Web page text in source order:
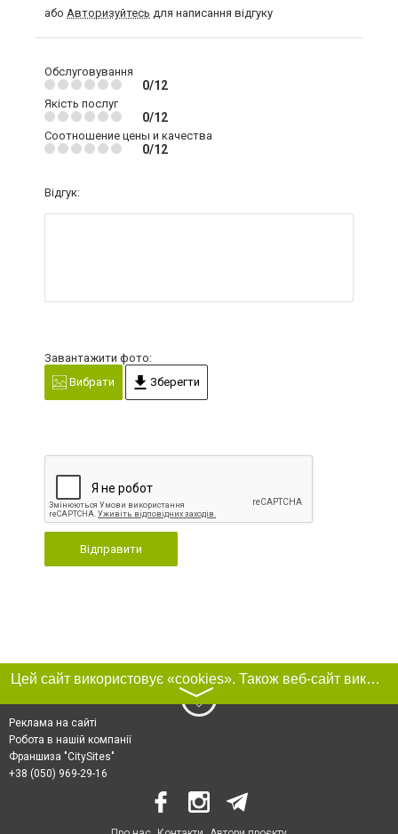
або Авторизуйтесь для написання відгуку
Обслуговування
0/12
Якість послуг
0/12
Соотношение цены и качества
0/12
Відгук:
Завантажити фото:
Вибрати
Зберегти
Відправити
Цей сайт використовує «cookies». Також веб-сайт використовує інтернет-сервіс для збору технічних даних стосовно відвідувачів з метою отримання маркетингової та статистичної інформації. Умови обробки даних відвідувачів сайту див.
〉
Реклама на сайті
Робота в нашій компанії
Франшиза "CitySites"
+38 (050) 969-29-16